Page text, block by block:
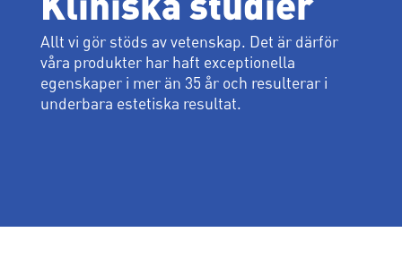
Allt vi gör stöds av vetenskap. Det är därför
våra produkter har haft exceptionella
egenskaper i mer än 35 år och resulterar i
underbara estetiska resultat.